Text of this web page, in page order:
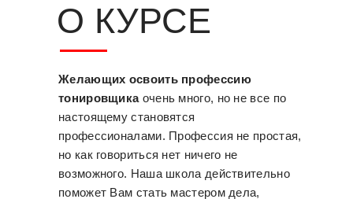
Желающих освоить профессию
тонировщика очень много, но не все по
настоящему становятся
профессионалами. Профессия не простая,
но как говориться нет ничего не
возможного. Наша школа действительно
поможет Вам стать мастером дела,
О КУРСЕ